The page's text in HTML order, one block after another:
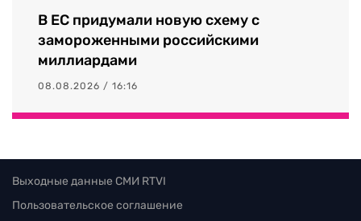
В ЕС придумали новую схему с
замороженными российскими
миллиардами
08.08.2026 / 16:16
Выходные данные СМИ RTVI
Пользовательское соглашение